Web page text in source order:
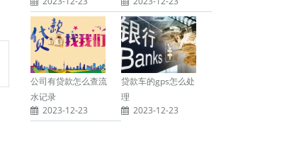
公司有贷款怎么查流
水记录
2023-12-23
贷款车的gps怎么处
理
2023-12-23